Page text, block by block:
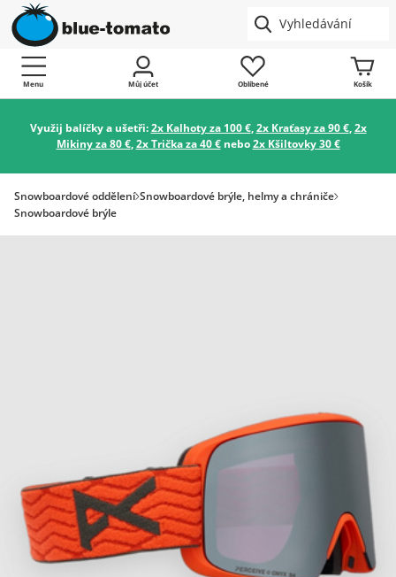
Menu Můj účet Oblíbené Košík
Využij balíčky a ušetři:2x Kalhoty za 100 €,2x Kraťasy za 90 €,2x
Mikiny za 80 €,2x Trička za 40 €nebo2x Kšiltovky 30 €
Snowboardové oddělení Snowboardové brýle, helmy a chrániče
Snowboardové brýle